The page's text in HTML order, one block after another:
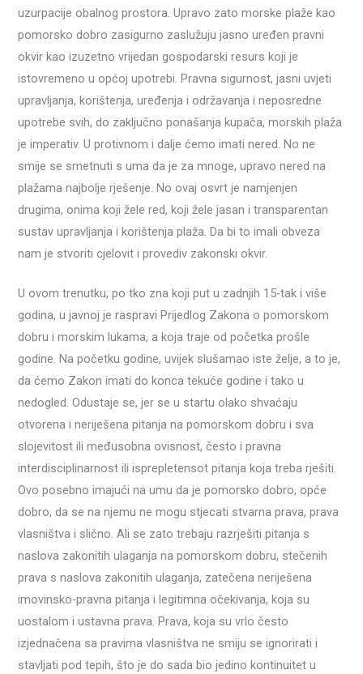
uzurpacije obalnog prostora. Upravo zato morske plaže kao
pomorsko dobro zasigurno zaslužuju jasno uređen pravni
okvir kao izuzetno vrijedan gospodarski resurs koji je
istovremeno u općoj upotrebi. Pravna sigurnost, jasni uvjeti
upravljanja, korištenja, uređenja i održavanja i neposredne
upotrebe svih, do zaključno ponašanja kupača, morskih plaža
je imperativ. U protivnom i dalje ćemo imati nered. No ne
smije se smetnuti s uma da je za mnoge, upravo nered na
plažama najbolje rješenje. No ovaj osvrt je namjenjen
drugima, onima koji žele red, koji žele jasan i transparentan
sustav upravljanja i korištenja plaža. Da bi to imali obveza
nam je stvoriti cjelovit i provediv zakonski okvir.
U ovom trenutku, po tko zna koji put u zadnjih 15-tak i više
godina, u javnoj je raspravi Prijedlog Zakona o pomorskom
dobru i morskim lukama, a koja traje od početka prošle
godine. Na početku godine, uvijek slušamao iste želje, a to je,
da ćemo Zakon imati do konca tekuće godine i tako u
nedogled. Odustaje se, jer se u startu olako shvaćaju
otvorena i neriješena pitanja na pomorskom dobru i sva
slojevitost ili međusobna ovisnost, često i pravna
interdisciplinarnost ili isprepletensot pitanja koja treba rješiti.
Ovo posebno imajući na umu da je pomorsko dobro, opće
dobro, da se na njemu ne mogu stjecati stvarna prava, prava
vlasništva i slično. Ali se zato trebaju razrješiti pitanja s
naslova zakonitih ulaganja na pomorskom dobru, stečenih
prava s naslova zakonitih ulaganja, zatečena neriješena
imovinsko-pravna pitanja i legitimna očekivanja, koja su
uostalom i ustavna prava. Prava, koja su vrlo često
izjednačena sa pravima vlasništva ne smiju se ignorirati i
stavljati pod tepih, što je do sada bio jedino kontinuitet u